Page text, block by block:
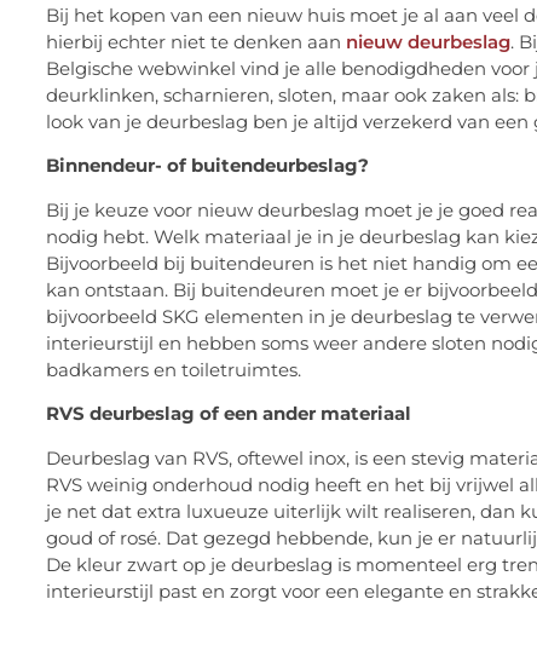
Bij het kopen van een nieuw huis moet je al aan
hierbij echter niet te denken aan nieuw deurbeslag.
Belgische webwinkel vind je alle benodigdheden
deurklinken, scharnieren, sloten, maar ook zaken
look van je deurbeslag ben je altijd verzekerd van
Binnendeur- of buitendeurbeslag?
Bij je keuze voor nieuw deurbeslag moet je je goed
nodig hebt. Welk materiaal je in je deurbeslag kan
Bijvoorbeeld bij buitendeuren is het niet handig om
kan ontstaan. Bij buitendeuren moet je er
bijvoorbeeld SKG elementen in je deurbeslag te
interieurstijl en hebben soms weer andere sloten
badkamers en toiletruimtes.
RVS deurbeslag of een ander materiaal
Deurbeslag van RVS, oftewel inox, is een stevig
RVS weinig onderhoud nodig heeft en het bij vrijwel
je net dat extra luxueuze uiterlijk wilt realiseren, dan
goud of rosé. Dat gezegd hebbende, kun je er
De kleur zwart op je deurbeslag is momenteel erg
interieurstijl past en zorgt voor een elegante en